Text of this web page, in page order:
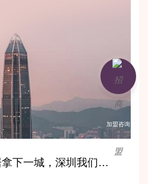
聚势启航| 宜奥家居拿下一城，深圳我们来了
加盟咨询